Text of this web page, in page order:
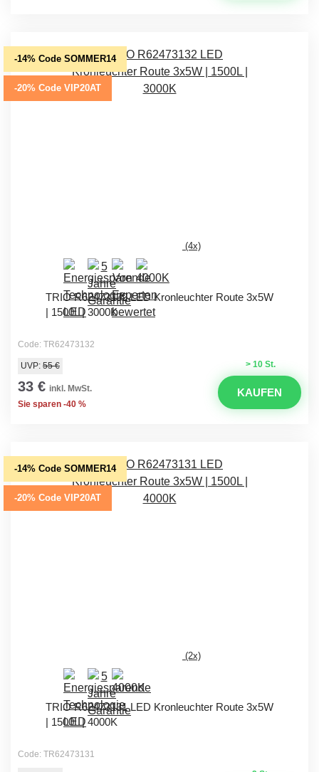
-14% Code SOMMER14
-20% Code VIP20AT
(4x)
TRIO R62473132 LED Kronleuchter Route 3x5W
| 1500L | 3000K
Code: TR62473132
> 10 St.
UVP: 55 €
33 € inkl. MwSt.
Sie sparen -40 %
KAUFEN
-14% Code SOMMER14
-20% Code VIP20AT
(2x)
TRIO R62473131 LED Kronleuchter Route 3x5W
| 1500L | 4000K
Code: TR62473131